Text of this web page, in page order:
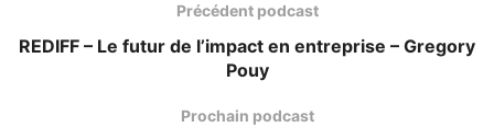
Précédent podcast
REDIFF – Le futur de l’impact en entreprise – Gregory
Pouy
Prochain podcast